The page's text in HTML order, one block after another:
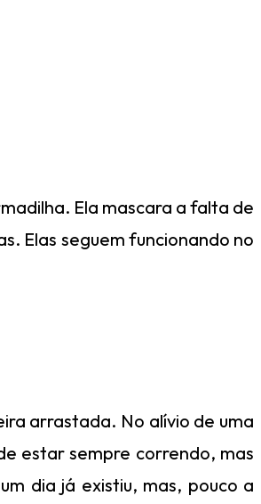
Ela mascara a falta de
Elas seguem funcionando no
arrastada. No alívio de uma
estar sempre correndo, mas
dia já existiu, mas, pouco a